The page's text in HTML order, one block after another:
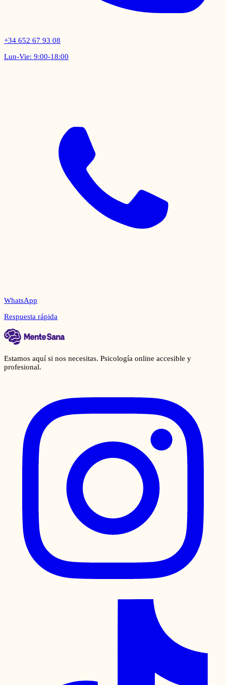
+34 652 67 93 08
Lun-Vie: 9:00-18:00
WhatsApp
Respuesta rápida
Estamos aquí si nos necesitas. Psicología online accesible y
profesional.